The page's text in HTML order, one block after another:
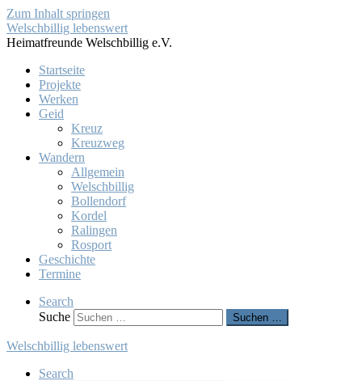
Zum Inhalt springen
Welschbillig lebenswert
Heimatfreunde Welschbillig e.V.
Startseite
Projekte
Werken
Geid
Kreuz
Kreuzweg
Wandern
Allgemein
Welschbillig
Bollendorf
Kordel
Ralingen
Rosport
Geschichte
Termine
Search
Suche
Suchen …
Welschbillig lebenswert
Search